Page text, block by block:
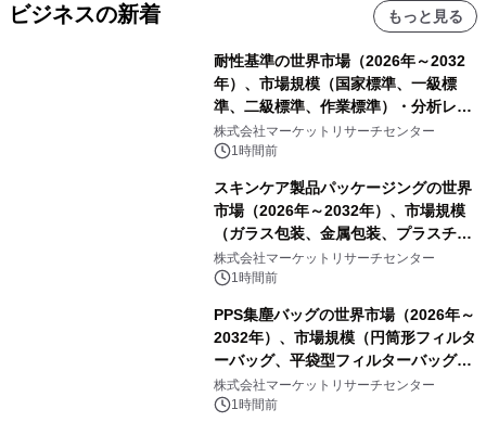
ビジネスの新着 もっと見る
耐性基準の世界市場（2026年～2032
年）、市場規模（国家標準、一級標
準、二級標準、作業標準）・分析レポ
ートを発表
株式会社マーケットリサーチセンター
1時間前
スキンケア製品パッケージングの世界
市場（2026年～2032年）、市場規模
（ガラス包装、金属包装、プラスチッ
ク包装、その他）・分析レポートを発
表
株式会社マーケットリサーチセンター
1時間前
PPS集塵バッグの世界市場（2026年～
2032年）、市場規模（円筒形フィルタ
ーバッグ、平袋型フィルターバッグ、
プリーツフィルターバッグ、その
他）・分析レポートを発表
株式会社マーケットリサーチセンター
1時間前